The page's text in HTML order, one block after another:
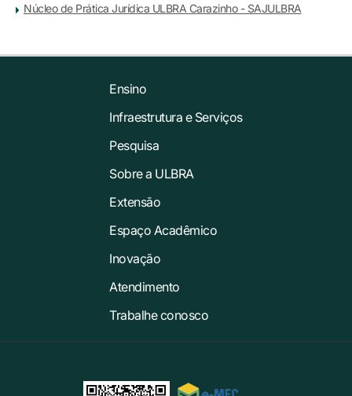
Núcleo de Prática Jurídica ULBRA Carazinho - SAJULBRA
Ensino
Infraestrutura e Serviços
Pesquisa
Sobre a ULBRA
Extensão
Espaço Acadêmico
Inovação
Atendimento
Trabalhe conosco